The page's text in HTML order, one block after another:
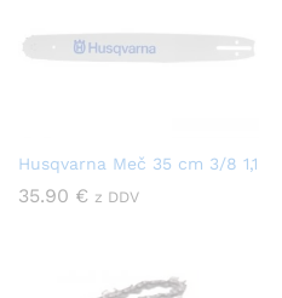
Husqvarna Meč 35 cm 3/8 1,1
35.90 € z DDV